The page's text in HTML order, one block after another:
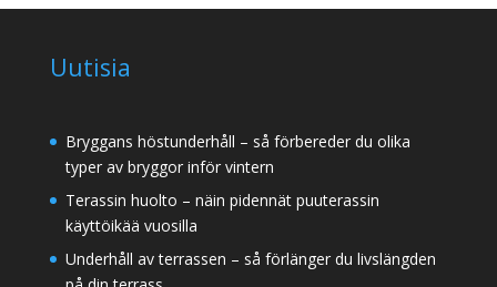
Uutisia
Bryggans höstunderhåll – så förbereder du olika
typer av bryggor inför vintern
Terassin huolto – näin pidennät puuterassin
käyttöikää vuosilla
Underhåll av terrassen – så förlänger du livslängden